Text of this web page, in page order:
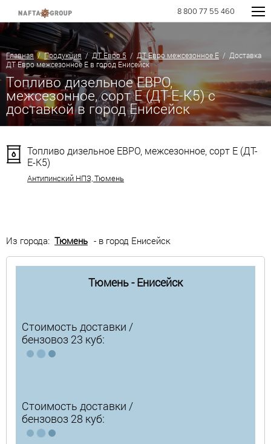
8 800 77 55 460
Главная/Продукция/ДТ Евро 5 / ДТ Евро межсезонное Е / Доставка
ДТ Евро межсезонное Е в город Енисейск
Топливо дизельное ЕВРО,
межсезонное, сорт Е (ДТ-Е-К5) с
доставкой в город Енисейск
Топливо дизельное ЕВРО, межсезонное, сорт Е (ДТ-
Е-К5)
Антипинский НПЗ, Тюмень
Из города: Тюмень - в город Енисейск
Тюмень - Енисейск
Стоимость доставки /
бензовоз 23 куб:
Стоимость доставки /
бензовоз 28 куб: